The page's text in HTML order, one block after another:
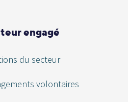
engagé
du secteur
volontaires